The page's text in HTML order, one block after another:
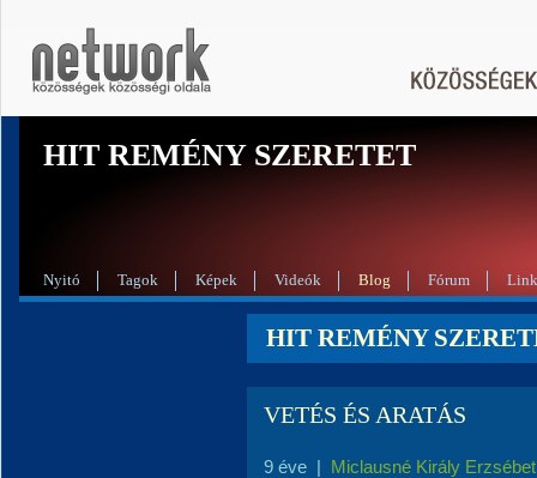
HIT REMÉNY SZERETET
Nyitó Tagok Képek Videók Blog Fórum
HIT REMÉNY
VETÉS ÉS ARATÁS
9 éve | Miclausné Király Erzsébet